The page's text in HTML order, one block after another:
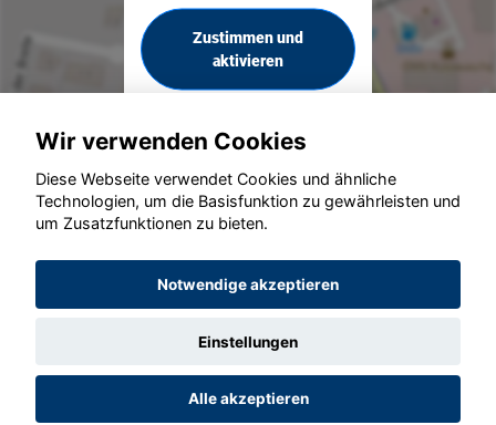
Zustimmen und
aktivieren
© konjunkturmotor.de GmbH 2020 - 2026
Wir verwenden Cookies
Diese Webseite verwendet Cookies und ähnliche
Technologien, um die Basisfunktion zu gewährleisten und
um Zusatzfunktionen zu bieten.
Notwendige akzeptieren
Einstellungen
Alle akzeptieren